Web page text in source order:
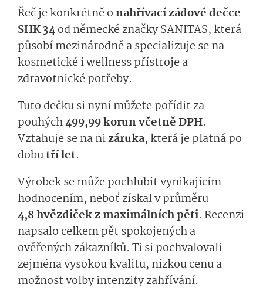
Řeč je konkrétně o nahřívací zádové dečce
SHK 34od německé značky SANITAS, která
působí mezinárodně a specializuje se na
kosmetické i wellness přístroje a
zdravotnické potřeby.
Tuto dečku si nyní můžete pořídit za
pouhých499,99 k­orun včetně DPH.
Vztahuje se na nizáruka, která je platná po
dobutří let.
Výrobek se může pochlubit vynikajícím
hodnocením, neboť získal v průměru
4,8 hvězdiček z maximálních pěti. Recenzi
napsalo celkem pět spokojených a
ověřených zákazníků. Ti si pochvalovali
zejména vysokou kvalitu, nízkou cenu a
možnost volby intenzity zahřívání.